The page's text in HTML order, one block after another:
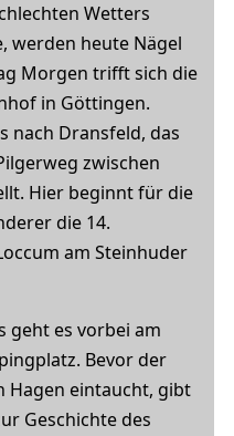
Wetters
werden heute Nägel
Morgen trifft sich die
in Göttingen.
nach Dransfeld, das
zwischen
Hier beginnt für die
die 14.
am Steinhuder
geht es vorbei am
Bevor der
Hagen eintaucht, gibt
Geschichte des